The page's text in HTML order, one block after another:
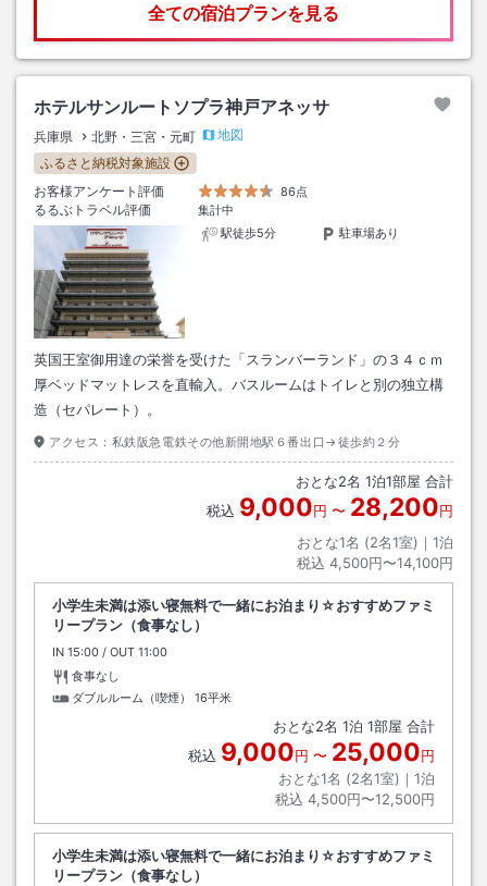
全ての宿泊プランを見る
ホテルサンルートソプラ神戸アネッサ
兵庫県 北野・三宮・元町
地図
ふるさと納税対象施設
お客様アンケート評価
86点
るるぶトラベル評価
集計中
駅徒歩5分
駐車場あり
英国王室御用達の栄誉を受けた「スランバーランド」の３４ｃｍ
厚ベッドマットレスを直輸入。バスルームはトイレと別の独立構
造（セパレート）。
アクセス： 私鉄阪急電鉄その他新開地駅６番出口→徒歩約２分
おとな2名 1泊1部屋 合計
税込 9,000円 〜 28,200円
おとな1名 (2名1室)｜ 1泊
税込 4,500円〜14,100円
小学生未満は添い寝無料で一緒にお泊まり☆おすすめファミ
リープラン（食事なし）
IN チェックイン
15:00 / OUT チェックアウト
11:00
食事なし
ダブルルーム（喫煙）
16平米
おとな2名 1泊 1部屋 合計
税込 9,000円 〜 25,000円
おとな1名 (2名1室)｜ 1泊
税込 4,500円〜12,500円
小学生未満は添い寝無料で一緒にお泊まり☆おすすめファミ
リープラン（食事なし）